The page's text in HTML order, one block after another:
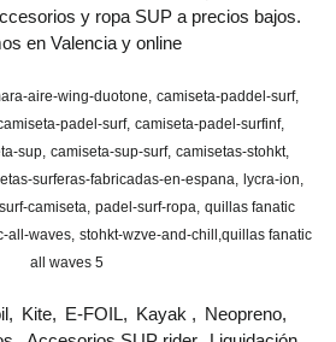
y ropa SUP a precios bajos.
en Valencia y online
aire-wing-duotone camiseta-paddel-surf
padel-surf camiseta-padel-surfinf
sup camiseta-sup-surf camisetas-stohkt
surferas-fabricadas-en-espana lycra-ion
camiseta padel-surf-ropa quillas fanatic
all-waves stohkt-wzve-and-chill ​quillas fanatic
all waves 5
Kite E-FOIL Kayak
Neopreno